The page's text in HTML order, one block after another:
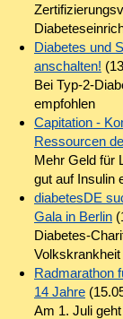
Diabetes und
anschalten!
Bei Typ-2-
empfohlen
Capitation -
Ressourcen
Mehr Geld für
gut auf Insulin
diabetesDE
Gala in Berlin
Diabetes-
Radmarathon
14 Jahre
Am 1. Juli